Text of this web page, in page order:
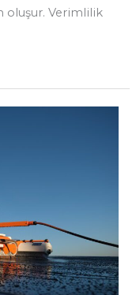
oluşur. Verimlilik